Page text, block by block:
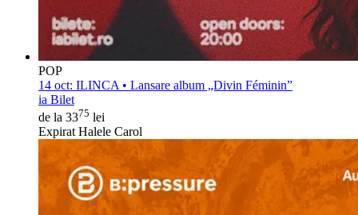
POP
14 oct: ILINCA • Lansare album „Divin Féminin”
ia Bilet
de la 3375 lei
Expirat Halele Carol